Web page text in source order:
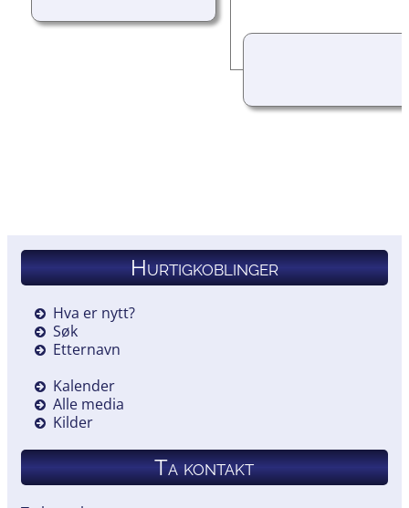
Hurtigkoblinger
Hva er nytt?
Søk
Etternavn
Kalender
Alle media
Kilder
Ta kontakt